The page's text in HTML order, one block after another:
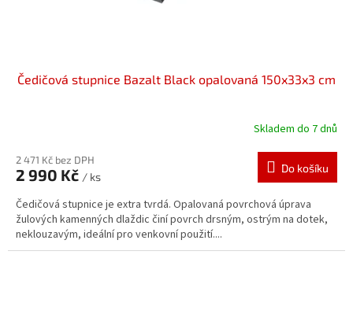
Čedičová stupnice Bazalt Black opalovaná 150x33x3 cm
Skladem do 7 dnů
2 471 Kč bez DPH
2 990 Kč / ks
Do košíku
Čedičová stupnice je extra tvrdá. Opalovaná povrchová úprava
žulových kamenných dlaždic činí povrch drsným, ostrým na dotek,
neklouzavým, ideální pro venkovní použití....